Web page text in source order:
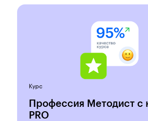
Курс
Профессия Методист с
PRO